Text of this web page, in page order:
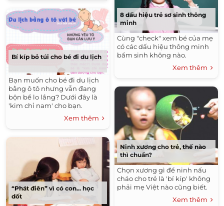
Bí kíp bỏ túi cho bé đi du lịch
Bạn muốn cho bé đi du lịch
bằng ô tô nhưng vẫn đang
bộn bề lo lắng? Dưới đây là
'kim chỉ nam' cho bạn.
Xem thêm
“Phát điên” vì có con... học
dốt
8 dấu hiệu trẻ sơ sinh thông
minh
Cùng "check" xem bé của mẹ
có các dấu hiệu thông minh
bẩm sinh không nào.
Xem thêm
Ninh xương cho trẻ, thế nào
thì chuẩn?
Chọn xương gì để ninh nấu
cháo cho trẻ là 'bí kíp' không
phải mẹ Việt nào cũng biết.
Xem thêm